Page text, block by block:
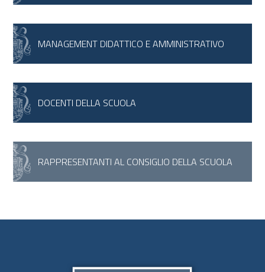
MANAGEMENT DIDATTICO E AMMINISTRATIVO
DOCENTI DELLA SCUOLA
RAPPRESENTANTI AL CONSIGLIO DELLA SCUOLA